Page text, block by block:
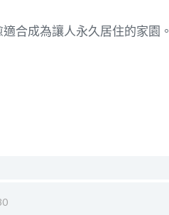
合成為讓人永久居住的家園。